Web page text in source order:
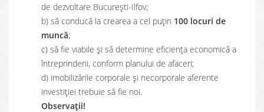
de dezvoltare București-Ilfov;
b) să conducă la crearea a cel puțin 100 locuri de
muncă;
c) să fie viabile şi să determine eficiența economică a
întreprinderii, conform planului de afaceri;
d) imobilizările corporale şi necorporale aferente
investiţiei trebuie să fie noi.
Observații!